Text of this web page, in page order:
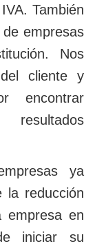
También
empresas
Nos
cliente y
encontrar
resultados
ya
la reducción
empresa en
iniciar su